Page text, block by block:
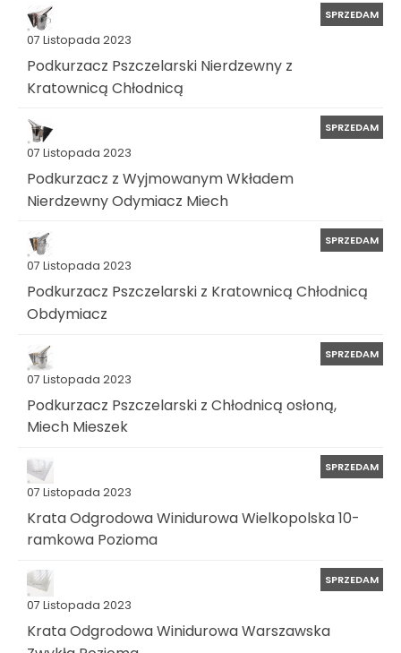
07 Listopada 2023
SPRZEDAM
Podkurzacz Pszczelarski Nierdzewny z
Kratownicą Chłodnicą
07 Listopada 2023
SPRZEDAM
Podkurzacz z Wyjmowanym Wkładem
Nierdzewny Odymiacz Miech
07 Listopada 2023
SPRZEDAM
Podkurzacz Pszczelarski z Kratownicą Chłodnicą
Obdymiacz
07 Listopada 2023
SPRZEDAM
Podkurzacz Pszczelarski z Chłodnicą osłoną,
Miech Mieszek
07 Listopada 2023
SPRZEDAM
Krata Odgrodowa Winidurowa Wielkopolska 10-
ramkowa Pozioma
07 Listopada 2023
SPRZEDAM
Krata Odgrodowa Winidurowa Warszawska